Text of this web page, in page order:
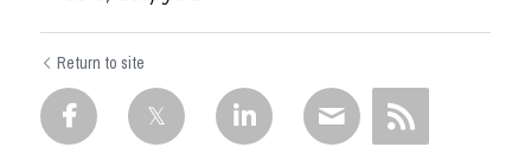
Return to site